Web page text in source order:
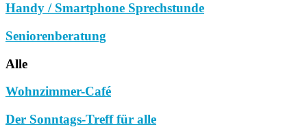
Handy / Smartphone Sprechstunde
Seniorenberatung
Alle
Wohnzimmer-Café
Der Sonntags-Treff für alle